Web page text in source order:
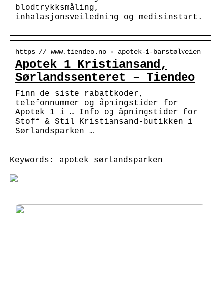
blodtrykksmåling,
inhalasjonsveiledning og medisinstart.
https:// www.tiendeo.no › apotek-1-barstølveien
Apotek 1 Kristiansand,
Sørlandssenteret – Tiendeo
Finn de siste rabattkoder,
telefonnummer og åpningstider for
Apotek 1 i … Info og åpningstider for
Stoff & Stil Kristiansand-butikken i
Sørlandsparken …
Keywords: apotek sørlandsparken